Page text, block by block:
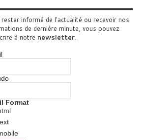
rester informé de l'actualité ou recevoir nos
de dernière minute, vous pouvez
à notre newsletter.
Format